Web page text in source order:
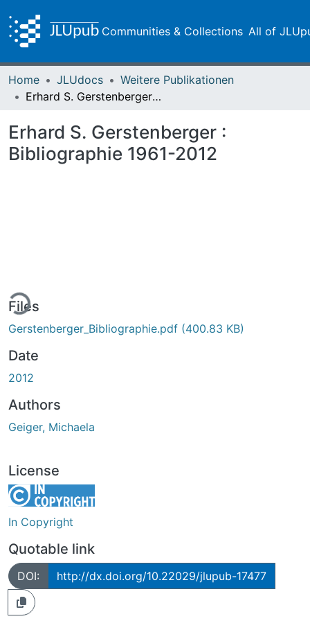
Communities & Collections All of
Home JLUdocs
Weitere Publikationen
Erhard S. Gerstenberger : Bibliographie 1961-2012
Erhard S. Gerstenberger :
Bibliographie 1961-2012
Files
Gerstenberger_Bibliographie.pdf (400.83 KB)
Date
2012
Authors
Geiger, Michaela
License
In Copyright
Quotable link
DOI: http://dx.doi.org/10.22029/jlupub-17477